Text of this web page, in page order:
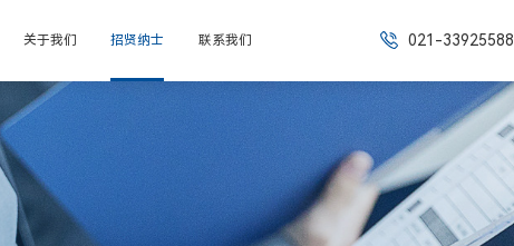
关于我们 招贤纳士 联系我们 021-33925588